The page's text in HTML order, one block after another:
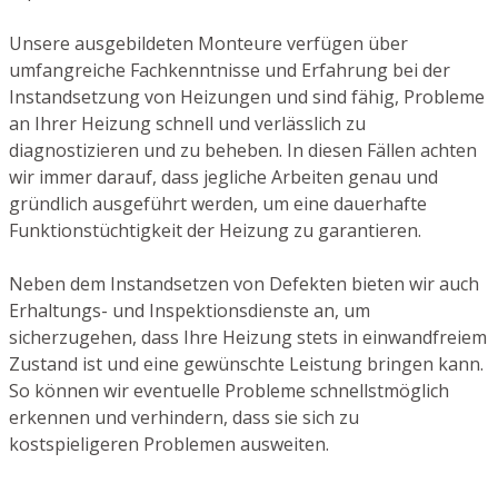
Unsere ausgebildeten Monteure verfügen über
umfangreiche Fachkenntnisse und Erfahrung bei der
Instandsetzung von Heizungen und sind fähig, Probleme
an Ihrer Heizung schnell und verlässlich zu
diagnostizieren und zu beheben. In diesen Fällen achten
wir immer darauf, dass jegliche Arbeiten genau und
gründlich ausgeführt werden, um eine dauerhafte
Funktionstüchtigkeit der Heizung zu garantieren.
Neben dem Instandsetzen von Defekten bieten wir auch
Erhaltungs- und Inspektionsdienste an, um
sicherzugehen, dass Ihre Heizung stets in einwandfreiem
Zustand ist und eine gewünschte Leistung bringen kann.
So können wir eventuelle Probleme schnellstmöglich
erkennen und verhindern, dass sie sich zu
kostspieligeren Problemen ausweiten.